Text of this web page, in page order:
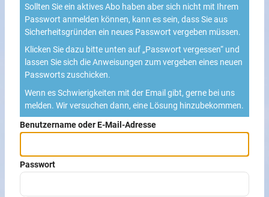
Sollten Sie ein aktives Abo haben aber sich nicht mit Ihrem
Passwort anmelden können, kann es sein, dass Sie aus
Sicherheitsgründen ein neues Passwort vergeben müssen.
Klicken Sie dazu bitte unten auf „Passwort vergessen“ und
lassen Sie sich die Anweisungen zum vergeben eines neuen
Passworts zuschicken.
Wenn es Schwierigkeiten mit der Email gibt, gerne bei uns
melden. Wir versuchen dann, eine Lösung hinzubekommen.
Benutzername oder E-Mail-Adresse
Passwort